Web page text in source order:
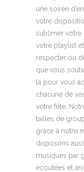
une soirée
votre
sublimer votre
votre playlist
respecter ou
que vous
là pour vous
chacune de
votre fête.
tailles de
grâce à notre
disposons
musiques par
écoutées et